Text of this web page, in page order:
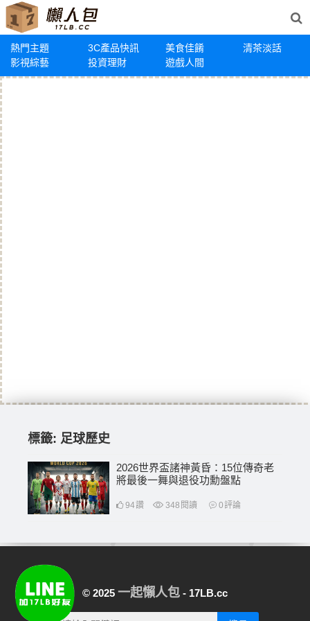
熱門主題 3C產品快訊 美食佳餚
清茶淡話
影視綜藝
投資理財 遊戲人間
標籤: 足球歷史
2026世界盃諸神黃昏：15位傳奇老
將最後一舞與退役功勳盤點
94讚 348 閱讀 0評論
© 2025 一起懶人包 - 17LB.cc